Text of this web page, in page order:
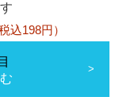
税込198円）